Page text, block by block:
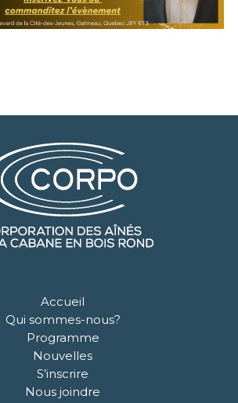
Accueil
Qui sommes-nous?
Programme
Nouvelles
S’inscrire
Nous joindre